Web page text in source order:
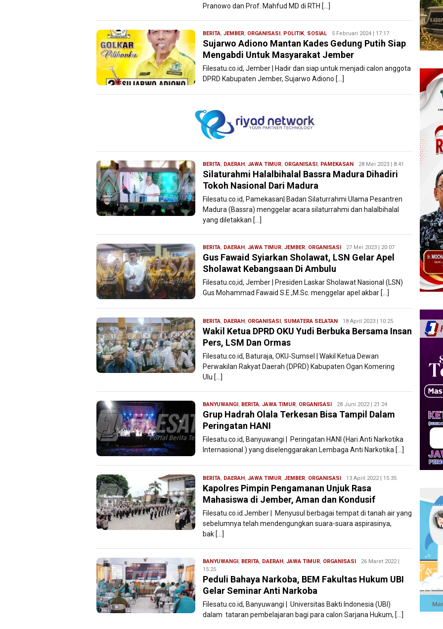
Pranowo dan Prof. Mahfud MD di RTH […]
BERITA, JEMBER, ORGANISASI, POLITIK, SOSIAL Wasis
Editor
5 Februari 2024 | 17:17
Sujarwo Adiono Mantan Kades Gedung Putih Siap
Mengabdi Untuk Masyarakat Jember
Filesatu.co.id, Jember | Hadir dan siap untuk menjadi calon anggota
DPRD Kabupaten Jember, Sujarwo Adiono […]
BERITA, DAERAH, JAWA TIMUR, ORGANISASI, PAMEKASAN Redaksi
Filesatu
28 Mei 2023 | 8:41
Silaturahmi Halalbihalal Bassra Madura Dihadiri
Tokoh Nasional Dari Madura
Filesatu.co.id, Pamekasan| Badan Silaturrahmi Ulama Pesantren
Madura (Bassra) menggelar acara silaturrahmi dan halalbihalal
yang diletakkan […]
BERITA, DAERAH, JAWA TIMUR, JEMBER, ORGANISASI Redaksi
Filesatu
27 Mei 2023 | 20:07
Gus Fawaid Syiarkan Sholawat, LSN Gelar Apel
Sholawat Kebangsaan Di Ambulu
Filesatu.co,id, Jember | Presiden Laskar Sholawat Nasional (LSN)
Gus Mohammad Fawaid S.E.,M.Sc. menggelar apel akbar […]
BERITA, DAERAH, ORGANISASI, SUMATERA SELATAN Redaksi
Filesatu
18 April 2023 | 10:25
Wakil Ketua DPRD OKU Yudi Berbuka Bersama Insan
Pers, LSM Dan Ormas
Filesatu.co.id, Baturaja, OKU-Sumsel | Wakil Ketua Dewan
Perwakilan Rakyat Daerah (DPRD) Kabupaten Ogan Komering
Ulu […]
BANYUWANGI, BERITA, JAWA TIMUR, ORGANISASI Redaksi
Filesatu
28 Juni 2022 | 21:24
Grup Hadrah Olala Terkesan Bisa Tampil Dalam
Peringatan HANI
Filesatu.co.id, Banyuwangi | Peringatan HANI (Hari Anti Narkotika
Internasional ) yang diselenggarakan Lembaga Anti Narkotika […]
BERITA, DAERAH, JAWA TIMUR, JEMBER, ORGANISASI Redaksi
Filesatu
13 April 2022 | 15:35
Kapolres Pimpin Pengamanan Unjuk Rasa
Mahasiswa di Jember, Aman dan Kondusif
Filesatu.co.id.Jember | Menyusul berbagai tempat di tanah air yang
sebelumnya telah mendengungkan suara-suara aspirasinya,
bak […]
BANYUWANGI, BERITA, DAERAH, JAWA TIMUR, ORGANISASI Redaksi
26 Maret 2022 |
15:25
Peduli Bahaya Narkoba, BEM Fakultas Hukum UBI
Gelar Seminar Anti Narkoba
Filesatu.co.id, Banyuwangi | Universitas Bakti Indonesia (UBI)
dalam tataran pembelajaran bagi para calon Sarjana Hukum, […]